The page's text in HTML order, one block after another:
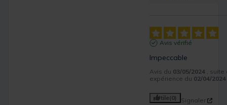
Avis vérifié
Impeccable
Avis du 03/05/2024 , suite
expérience du 02/04/2024
Utile(0) Signaler